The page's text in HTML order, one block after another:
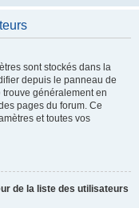
sont stockés dans la
depuis le panneau de
trouve généralement en
pages du forum. Ce
et toutes vos
de la liste des utilisateurs